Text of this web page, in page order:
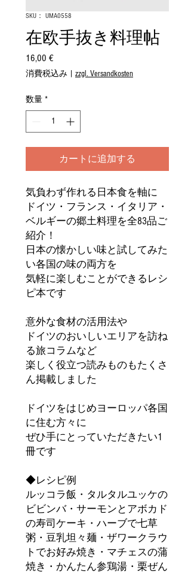
SKU： UMA0558
在欧手抜き料理帖
16,00 €価
格
消費税込み zzgl. Versandkosten
数量 *
カートに追加する
気負わず作れる日本食を軸に
ドイツ・フランス・イタリア・
ベルギーの郷土料理を全83品ご
紹介！
日本の懐かしい味と試してみた
い各国の味の両方を
気軽に楽しむことができるレシ
ピ本です
意外な食材の活用法や
ドイツのおいしいエリアを訪ね
る旅コラムなど
楽しく役立つ読みものもたくさ
ん掲載しました
ドイツをはじめヨーロッパ各国
に住む方々に
ぜひ手にとっていただきたい1
冊です
◆レシピ例
ルッコラ飯・タルタルユッケの
ビビンバ・サーモンとアボカド
の寿司ケーキ・ハーブで七草
粥・豆乳坦々麺・ザワークラウ
トでお好み焼き・マチェスの蒲
焼き・かんたん参鶏湯・栗ぜん